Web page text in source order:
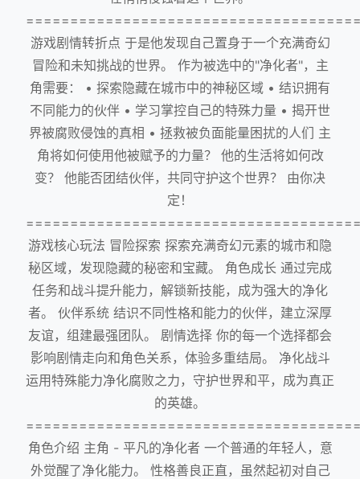
游戏剧情转折点 于是他发现自己置身于一个充满奇幻
冒险和未知挑战的世界。 作为被选中的"净化者"，主
角需要： • 探索隐藏在城市中的神秘区域 • 结识拥有
不同能力的伙伴 • 学习掌控自己的特殊力量 • 揭开世
界被腐败侵蚀的真相 • 拯救被负面能量困扰的人们 主
角将如何使用他被赋予的力量？ 他的生活将如何改
变？ 他能否团结伙伴，共同守护这个世界？ 由你决
定！
游戏核心玩法 冒险探索 探索充满奇幻元素的城市和隐
秘区域，发现隐藏的秘密和宝藏。 角色成长 通过完成
任务和战斗提升能力，解锁新技能，成为强大的净化
者。 伙伴系统 结识不同性格和能力的伙伴，建立深厚
友谊，组建最强团队。 剧情选择 你的每一个选择都会
影响剧情走向和角色关系，体验多重结局。 净化战斗
运用特殊能力净化腐败之力，守护世界和平，成为真正
的英雄。
角色介绍 主角 - 平凡的净化者 一个普通的年轻人，意
外觉醒了净化能力。 性格善良正直，虽然起初对自己